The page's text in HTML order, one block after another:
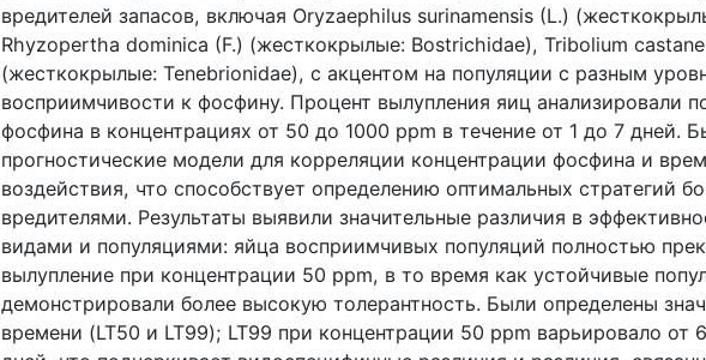
вредителей запасов, включая Oryzaephilus surinamensis (L.)
Rhyzopertha dominica (F.) (жесткокрылые: Bostrichidae), Tribolium
(жесткокрылые: Tenebrionidae), с акцентом на популяции с разным
восприимчивости к фосфину. Процент вылупления яиц анализировали
фосфина в концентрациях от 50 до 1000 ppm в течение от 1 до 7 дней.
прогностические модели для корреляции концентрации фосфина и
воздействия, что способствует определению оптимальных стратегий
вредителями. Результаты выявили значительные различия в
видами и популяциями: яйца восприимчивых популяций полностью
вылупление при концентрации 50 ppm, в то время как устойчивые
демонстрировали более высокую толерантность. Были определены
времени (LT50 и LT99); LT99 при концентрации 50 ppm варьировало от